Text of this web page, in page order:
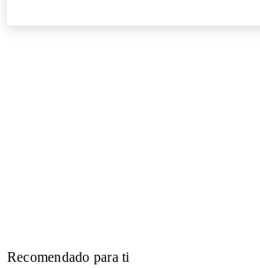
Recomendado para ti